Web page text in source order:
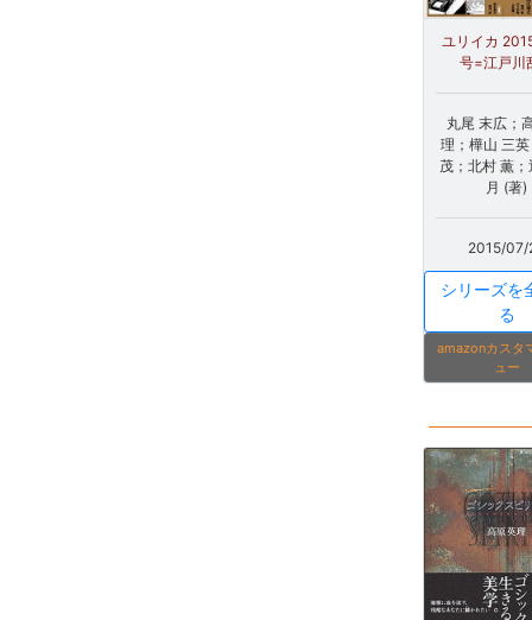
ユリイカ
号=江戸川
丸尾 末広；
理；樺山 三
茂；北村 薫；
月 (著)
2015/07/
シリーズを
る
amazonカスタ
ュー